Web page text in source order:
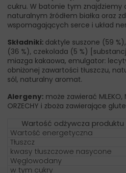
cukru. W batonie tym znajdziemy
naturalnym źródłem białka oraz
wspomagających serce i układ
Składniki: daktyle suszone (59 %),
(36 %), czekolada (5 %)
miazga kakaowa, emulgator:
obniżonej zawartości tłuszczu,
sól, naturalny aromat.
Alergeny: może zawierać MLEKO,
ORZECHY i zboża zawierające
Wartość odżywcza produktu
Wartość energetyczna
Tłuszcz
kwasy tłuszczowe nasycone
Węglowodany
w tym cukry